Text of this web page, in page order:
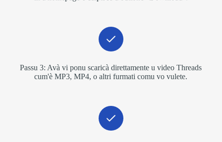
Passu 3: Avà vi ponu scaricà direttamente u video Threads
cum'è MP3, MP4, o altri furmati comu vo vulete.